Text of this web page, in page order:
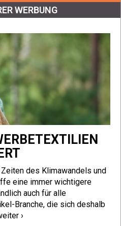
WERBUNG
des Klimawandels und
eine immer wichtigere
auch für alle
Branche, die sich deshalb
›